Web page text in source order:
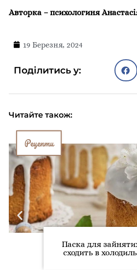
Авторка – психологиня
19 Березня, 2024
Поділитись у:
Читайте також:
Рецепти
Паска для
сходить в